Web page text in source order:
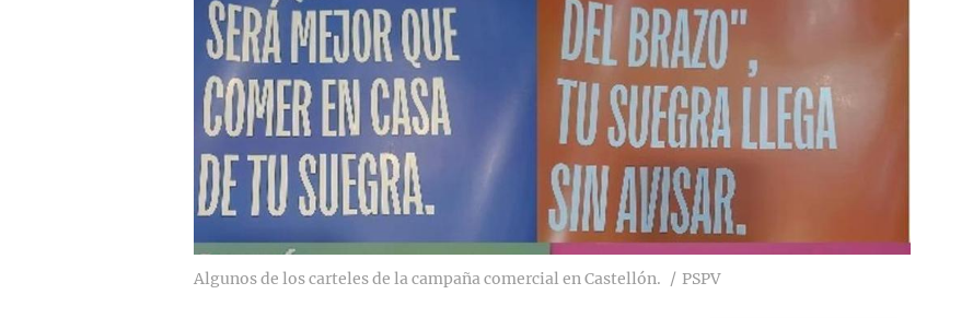
Algunos de los carteles de la campaña comercial en Castellón. PSPV